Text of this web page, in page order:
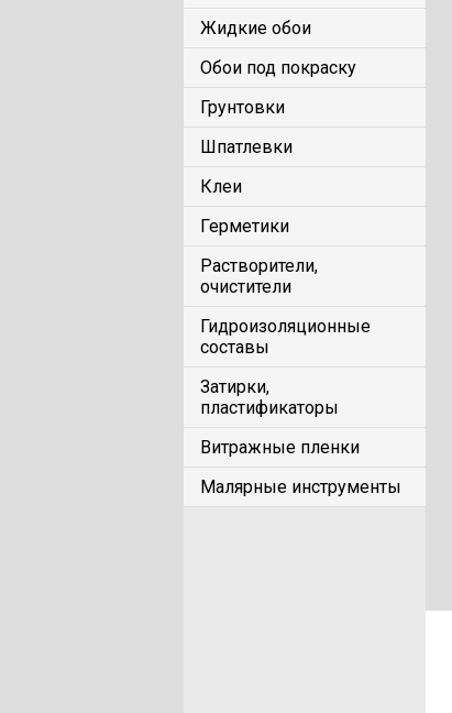
Жидкие обои
Обои под покраску
Грунтовки
Шпатлевки
Клеи
Герметики
Растворители,
очистители
Гидроизоляционные
составы
Затирки,
пластификаторы
Витражные пленки
Малярные инструменты